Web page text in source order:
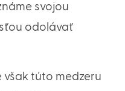
svojou
odolávať
však túto medzeru